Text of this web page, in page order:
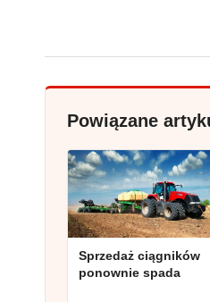
Powiązane
Sprzedaż ciągników
ponownie spada